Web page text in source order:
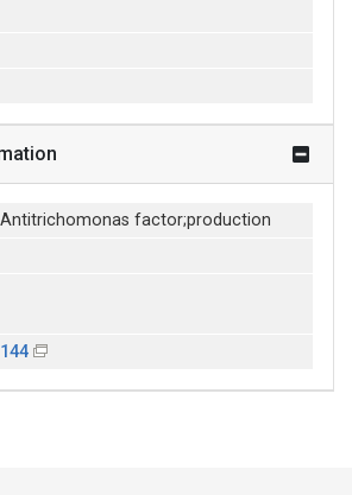
Antitrichomonas factor;production
144